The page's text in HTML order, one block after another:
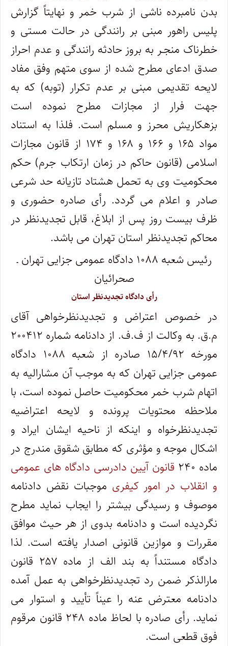
بدن نامبرده ناشی از شرب خمر و نهایتاً گزارش
پلیس راهور مبنی بر رانندگی در حالت مستی و
خطرناک منجـر به بروز حادثه رانندگی و عدم احراز
صدق ادعای مطرح شده از سوی متهم وفق مفاد
لایحه تقدیمی مبنی بر عدم تکرار (توبه) که به
جهت فرار از مجازات مطرح نموده است
بزهکاریش محرز و مسلم است. فلذا به استناد
مواد ۱۶۵ و ۱۶۶ و ۱۶۸ و ۱۷۴ از قانون مجازات
اسلامی (قانون حاکم در زمان ارتکاب جرم) حکم
محکومیت وی به تحمل هشتاد تازیانه حد شرعی
صادر و اعلام می گردد. رأی صادره حضوری و
ظرف بیست روز پس از ابلاغ، قابل تجدیدنظر در
محاکم تجدیدنظر استان تهران می باشد.
رئیس شعبه ۱۰۸۸ دادگاه عمومی جزایی تهران ـ
صحرائیان
رأی دادگاه تجدیدنظر استان
در خصوص اعتراض و تجدیدنظرخواهی آقای
م.ق. به وکالت از ف.ف. از دادنامه شماره ۲۰۰۴۱۲
مورخه ۱۵/۴/۹۲ صادره از شعبه ۱۰۸۸ دادگاه
عمومی جزایی تهران که به موجب آن مشارالیه به
اتهام شرب خمر محکومیت حاصل نموده است، با
ملاحظه محتویات پرونده و لایحه اعتراضیه
تجدیدنظرخواه و اینکه از ناحیه ایشان ایراد و
اشکال موجه و مؤثری که مطابق شقوق مندرج در
ماده ۲۴۰
قانون آیین دادرسی دادگاه های عمومی
و انقلاب در امور کیفری موجبات نقض دادنامه
موصوف و رسیدگی بیشتر را ایجاب نماید مطرح
نگردیده است و دادنامه بدوی از هر حیث موافق
مقررات و موازین قانونی اصدار یافته است. لذا
دادگاه مستنداً به بند الف از ماده ۲۵۷ قانون
مارالذکر ضمن رد تجدیدنظرخواهی به عمل آمده
دادنامه معترض عنه را عیناً تأیید و استوار می
نماید. رأی صادره با لحاظ ماده ۲۴۸ قانون مرقوم
فوق قطعی است.